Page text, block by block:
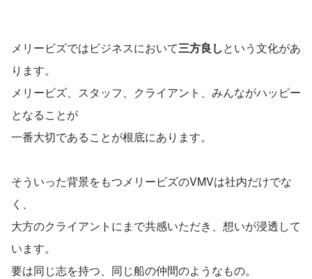
メリービズではビジネスにおいて三方良しという文化があ
ります。
メリービズ、スタッフ、クライアント、みんながハッピー
となることが
一番大切であることが根底にあります。
そういった背景をもつメリービズのVMVは社内だけでな
く、
大方のクライアントにまで共感いただき、想いが浸透して
います。
要は同じ志を持つ、同じ船の仲間のようなもの。